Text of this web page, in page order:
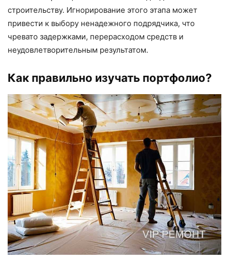
строительству. Игнорирование этого этапа может
привести к выбору ненадежного подрядчика, что
чревато задержками, перерасходом средств и
неудовлетворительным результатом.
Как правильно изучать портфолио?